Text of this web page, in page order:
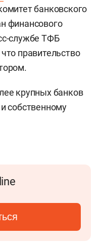
банковского
финансового
службе ТФБ
правительство
крупных банков
собственному